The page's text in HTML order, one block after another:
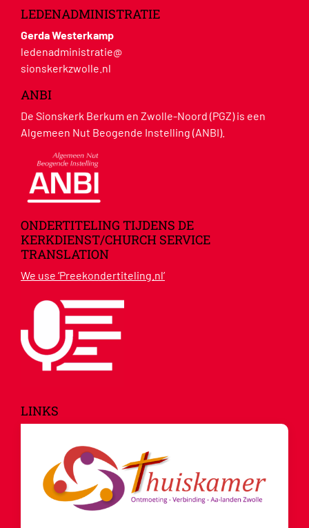
LEDENADMINISTRATIE
Gerda Westerkamp
ledenadministratie@
sionskerkzwolle.nl
ANBI
De Sionskerk Berkum en Zwolle-Noord (PGZ) is een
Algemeen Nut Beogende Instelling (ANBI).
ONDERTITELING TIJDENS DE
KERKDIENST/CHURCH SERVICE
TRANSLATION
We use ‘Preekondertiteling.nl’
LINKS